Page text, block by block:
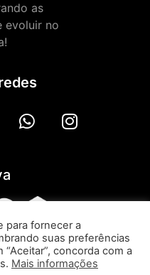
as
evoluir no
Privacidade
para fornecer a
suas preferências
concorda com a
Mais informações